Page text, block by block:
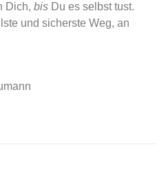
Dich, bis Du es selbst tust.
und sicherste Weg, an